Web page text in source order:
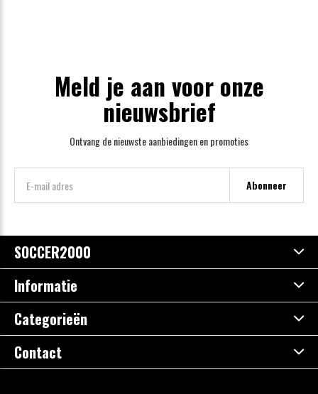
Meld je aan voor onze
nieuwsbrief
Ontvang de nieuwste aanbiedingen en promoties
Abonneer
SOCCER2000
Informatie
Categorieën
Contact